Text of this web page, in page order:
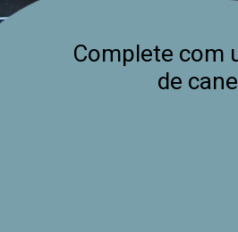
Complete com
de